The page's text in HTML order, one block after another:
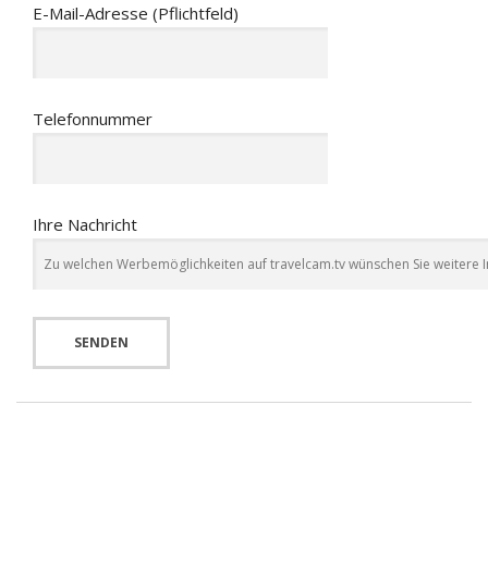
E-Mail-Adresse (Pflichtfeld)
Telefonnummer
Ihre Nachricht